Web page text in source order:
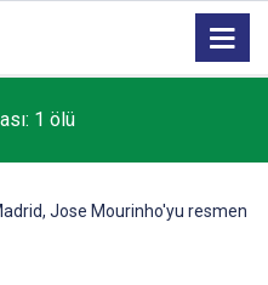
1 ölü
Jose Mourinho'yu resmen